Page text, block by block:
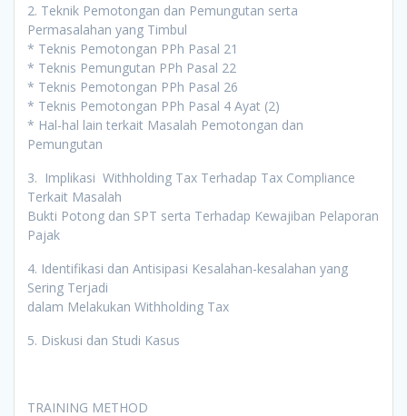
2. Teknik Pemotongan dan Pemungutan serta
Permasalahan yang Timbul
* Teknis Pemotongan PPh Pasal 21
* Teknis Pemungutan PPh Pasal 22
* Teknis Pemotongan PPh Pasal 26
* Teknis Pemotongan PPh Pasal 4 Ayat (2)
* Hal-hal lain terkait Masalah Pemotongan dan
Pemungutan
3. Implikasi Withholding Tax Terhadap Tax Compliance
Terkait Masalah
Bukti Potong dan SPT serta Terhadap Kewajiban Pelaporan
Pajak
4. Identifikasi dan Antisipasi Kesalahan-kesalahan yang
Sering Terjadi
dalam Melakukan Withholding Tax
5. Diskusi dan Studi Kasus
TRAINING METHOD